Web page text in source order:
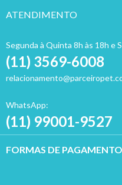
ATENDIMENTO
Segunda à Quinta 8h às 18h e
(11) 3569-6008
WhatsApp:
(11) 99001-9527
FORMAS DE PAGAMENTO